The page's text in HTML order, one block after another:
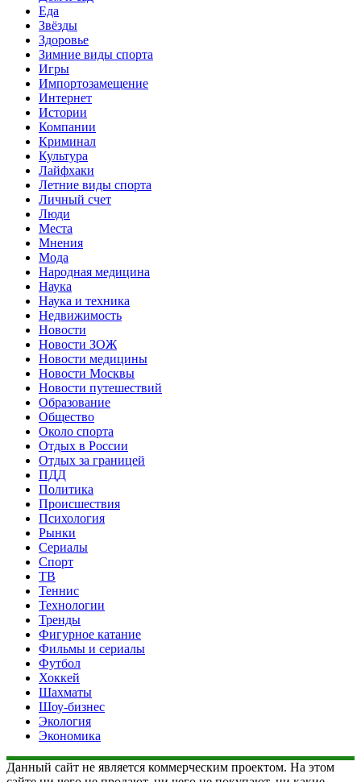
Еда
Звёзды
Здоровье
Зимние виды спорта
Игры
Импортозамещение
Интернет
Истории
Компании
Криминал
Культура
Лайфхаки
Летние виды спорта
Личный счет
Люди
Места
Мнения
Мода
Народная медицина
Наука
Наука и техника
Недвижимость
Новости
Новости ЗОЖ
Новости медицины
Новости Москвы
Новости путешествий
Образование
Общество
Около спорта
Отдых в России
Отдых за границей
ПДД
Политика
Происшествия
Психология
Рынки
Сериалы
Спорт
ТВ
Теннис
Технологии
Тренды
Фигурное катание
Фильмы и сериалы
Футбол
Хоккей
Шахматы
Шоу-бизнес
Экология
Экономика
Данный сайт не является коммерческим проектом. На этом